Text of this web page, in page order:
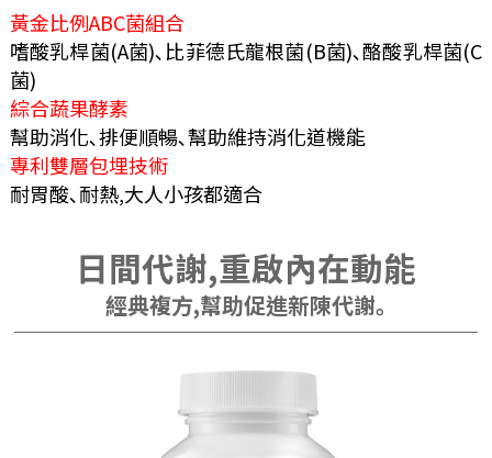
黃金比例ABC菌組合
嗜酸乳桿菌(A菌)､比菲德氏龍根菌(B菌)､酪酸乳桿菌(C
菌)
綜合蔬果酵素
幫助消化､排便順暢､幫助維持消化道機能
專利雙層包埋技術
耐胃酸､耐熱,大人小孩都適合
日間代謝,重啟內在動能
經典複方,幫助促進新陳代謝｡